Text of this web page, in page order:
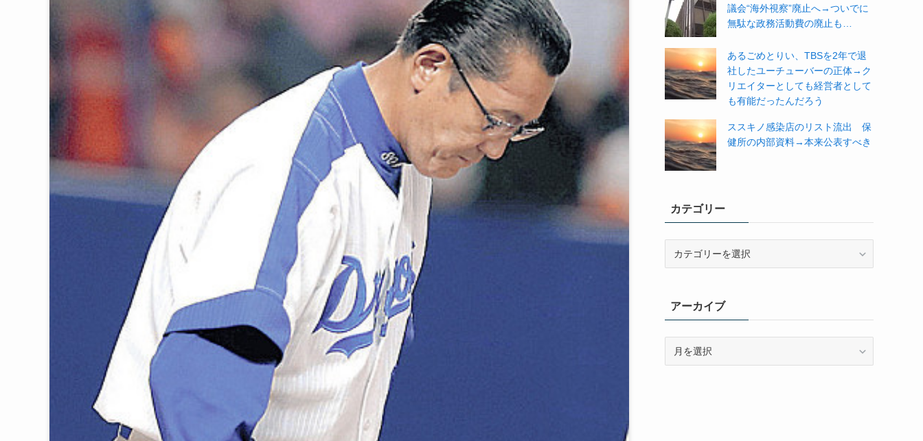
議会“海外視察”廃止へ→ついでに
無駄な政務活動費の廃止も…
あるごめとりい、TBSを2年で退
社したユーチューバーの正体→ク
リエイターとしても経営者として
も有能だったんだろう
ススキノ感染店のリスト流出 保
健所の内部資料→本来公表すべき
カテゴリー
ーアーカイブ